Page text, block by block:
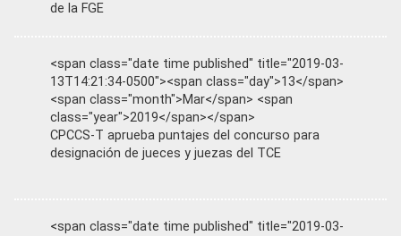
de la FGE
<span class="date time published" title="2019-03-
13T14:21:34-0500"><span class="day">13</span>
<span class="month">Mar</span> <span
class="year">2019</span></span>
CPCCS-T aprueba puntajes del concurso para
designación de jueces y juezas del TCE
<span class="date time published" title="2019-03-